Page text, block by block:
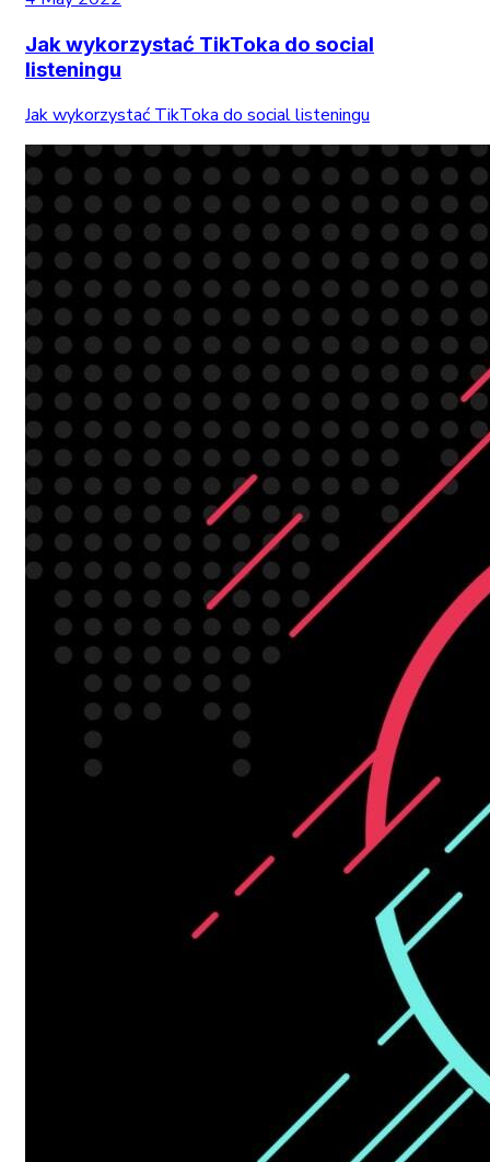
Jak wykorzystać TikToka do social
listeningu
Jak wykorzystać TikToka do social listeningu